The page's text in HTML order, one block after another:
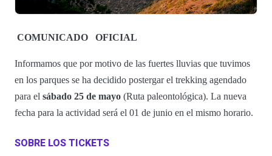
COMUNICADO OFICIAL
Informamos que por motivo de las fuertes lluvias que tuvimos
en los parques se ha decidido postergar el trekking agendado
para el sábado 25 de mayo (Ruta paleontológica). La nueva
fecha para la actividad será el 01 de junio en el mismo horario.
SOBRE LOS TICKETS